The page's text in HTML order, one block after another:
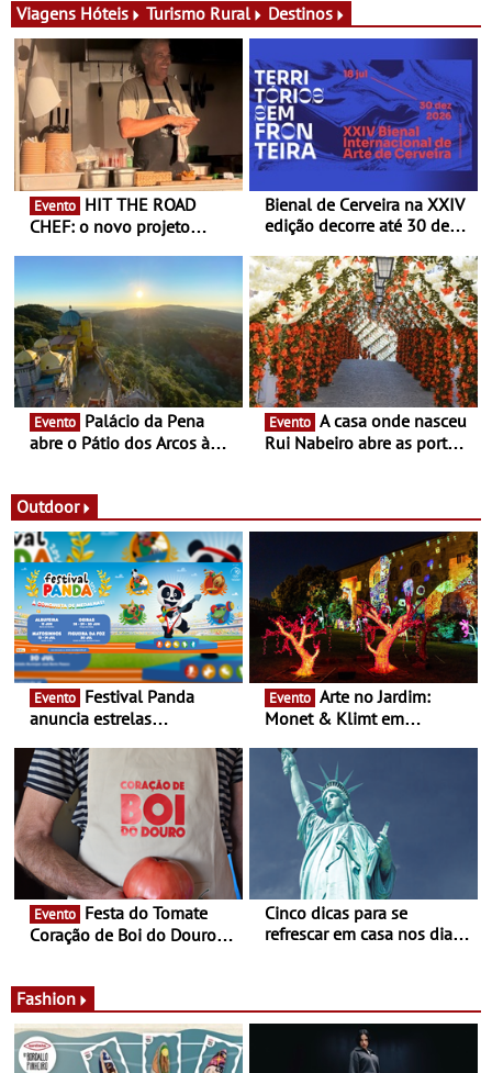
exclusiva
Viagens Hóteis Turismo Rural Destinos
Evento
CHEF: o novo projeto
Queiroz Ribeiro - Um novo
conceito gastronómico
itinerante que percorre
Portugal
Bienal de Cerveira na XXIV
edição decorre até 30 de
enquanto “Territórios sem
Fronteira”
Evento
abre o Pátio dos Arcos à
Evento
Rui Nabeiro abre as portas
16 de agosto
Outdoor
Evento
anuncia estrelas
- Entre Junho e Julho pelo
país
Evento
Monet & Klimt em
ao final de Setembro -
Experiência luminosa no
jardim do Museu de
Alberto Sampaio
Evento
Coração de Boi do Douro -
Cinco dicas para se
refrescar em casa nos dias
Fashion